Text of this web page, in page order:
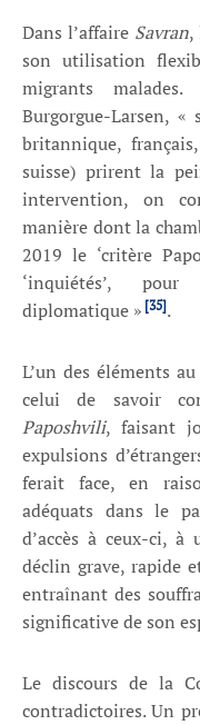
Dans l’affaire Savran,
son utilisation
migrants
Burgorgue-Larsen, «
britannique,
suisse) prirent la
intervention, on
manière dont la
2019 le ‘critère
‘inquiétés’,
diplomatique » [35].
L’un des éléments
celui de savoir
Paposhvili, faisant
expulsions
ferait face, en
adéquats dans le
d’accès à ceux-ci, à
déclin grave, rapide
entraînant des
significative de son
Le discours de la
contradictoires. Un